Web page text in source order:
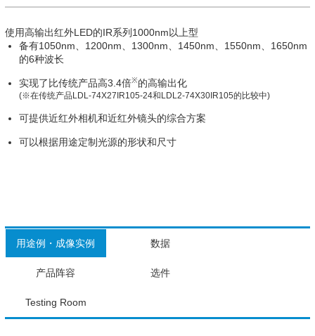
使用高输出红外LED的IR系列1000nm以上型
备有1050nm、1200nm、1300nm、1450nm、1550nm、1650nm
的6种波长
实现了比传统产品高3.4倍※的高输出化
(※在传统产品LDL-74X27IR105-24和LDL2-74X30IR105的比较中)
可提供近红外相机和近红外镜头的综合方案
可以根据用途定制光源的形状和尺寸
用途例・成像实例 数据
产品阵容 选件
Testing Room